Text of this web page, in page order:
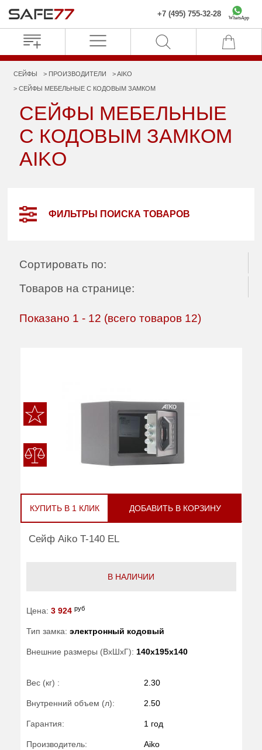
+7 (495) 755-32-28 WhatsApp
СЕЙФЫ ПРОИЗВОДИТЕЛИ AIKO
СЕЙФЫ МЕБЕЛЬНЫЕ С КОДОВЫМ ЗАМКОМ
СЕЙФЫ МЕБЕЛЬНЫЕ
С КОДОВЫМ ЗАМКОМ
AIKO
ФИЛЬТРЫ ПОИСКА ТОВАРОВ
Сортировать по:
Товаров на странице:
Показано 1 - 12 (всего товаров 12)
КУПИТЬ В 1 КЛИК ДОБАВИТЬ В КОРЗИНУ
Сейф Aiko T-140 EL
В НАЛИЧИИ
Цена: 3 924 руб
Тип замка: электронный кодовый
Внешние размеры (ВхШхГ): 140x195x140
Вес (кг) : 2.30
Внутренний объем (л): 2.50
Гарантия: 1 год
Производитель: Aiko